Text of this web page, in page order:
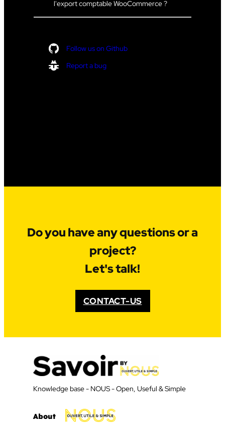
l'export comptable WooCommerce ?
Follow us on Github
Report a bug
Do you have any questions or a
project?
Let's talk!
CONTACT-US
Knowledge base - NOUS - Open, Useful & Simple
About